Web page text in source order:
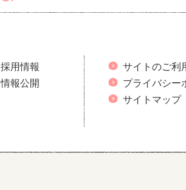
採用情報
情報公開
サイトのご利
プライバシー
サイトマップ